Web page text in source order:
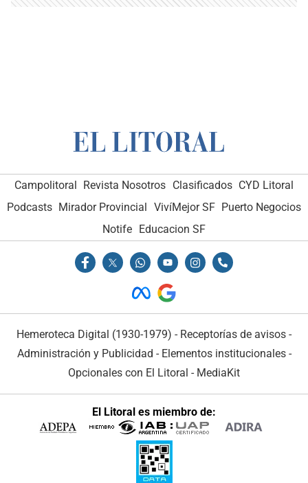
Campolitoral Revista Nosotros Clasificados CYD Litoral
Podcasts Mirador Provincial VivíMejor SF Puerto Negocios
Notife Educacion SF
Hemeroteca Digital (1930-1979) - Receptorías de avisos -
Administración y Publicidad - Elementos institucionales-
Opcionales con El Litoral - MediaKit
El Litoral es miembro de: